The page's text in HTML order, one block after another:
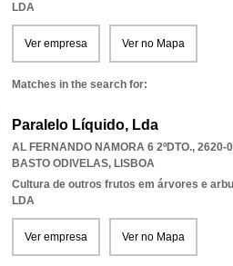
LDA
Ver empresa Ver no Mapa
Matches in the search for:
Paralelo Líquido, Lda
AL FERNANDO NAMORA 6 2ºDTO., 2620-
BASTO ODIVELAS, LISBOA
Cultura de outros frutos em árvores e
LDA
Ver empresa Ver no Mapa